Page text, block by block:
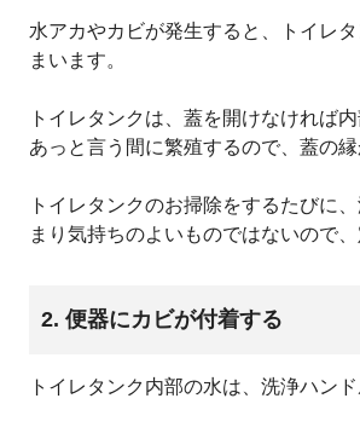
水アカやカビが発生すると、トイレ
まいます。
トイレタンクは、蓋を開けなければ
あっと言う間に繁殖するので、蓋の
トイレタンクのお掃除をするたびに
まり気持ちのよいものではないので
2. 便器にカビが付着する
トイレタンク内部の水は、洗浄ハン